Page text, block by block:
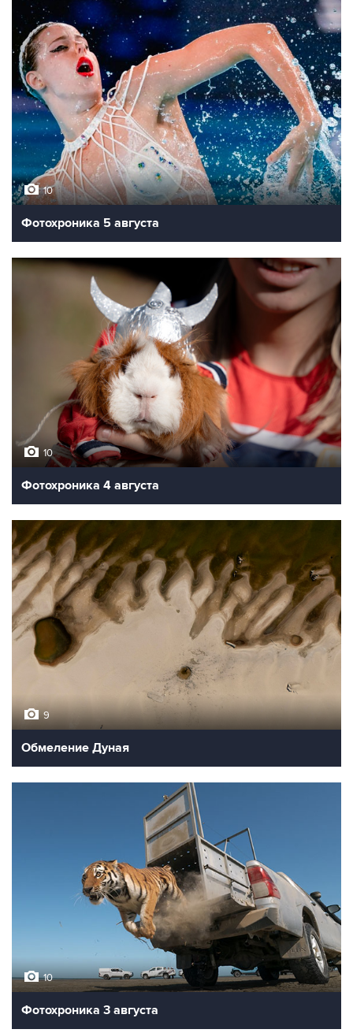
10
Фотохроника 5 августа
10
Фотохроника 4 августа
9
Обмеление Дуная
10
Фотохроника 3 августа